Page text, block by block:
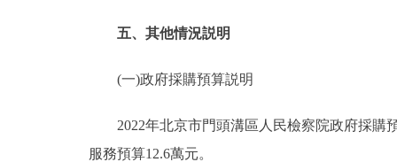
五、其他情況説明
(一)政府採購預算説明
2022年北京市門頭溝區人民檢察院政府採購預
服務預算12.6萬元。